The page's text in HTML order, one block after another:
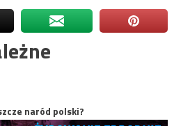
naród polski?